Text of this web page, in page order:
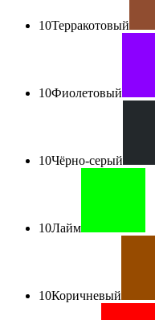
10Терракотовый
10Фиолетовый
10Чёрно-серый
10Лайм
10Коричневый